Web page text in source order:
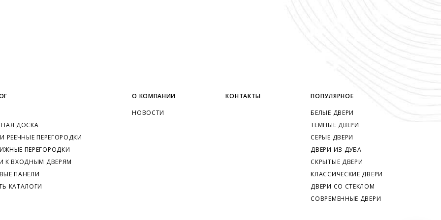
ДОСКА
РЕЕЧНЫЕ ПЕРЕГОРОДКИ
ПЕРЕГОРОДКИ
К ВХОДНЫМ ДВЕРЯМ
ПАНЕЛИ
КАТАЛОГИ
О КОМПАНИИ
НОВОСТИ
КОНТАКТЫ
ПОПУЛЯРНОЕ
БЕЛЫЕ ДВЕРИ
ТЕМНЫЕ ДВЕРИ
СЕРЫЕ ДВЕРИ
ДВЕРИ ИЗ ДУБА
СКРЫТЫЕ ДВЕРИ
КЛАССИЧЕСКИЕ ДВЕРИ
ДВЕРИ СО СТЕКЛОМ
СОВРЕМЕННЫЕ ДВЕРИ